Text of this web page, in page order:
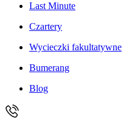
Last Minute
Czartery
Wycieczki fakultatywne
Bumerang
Blog